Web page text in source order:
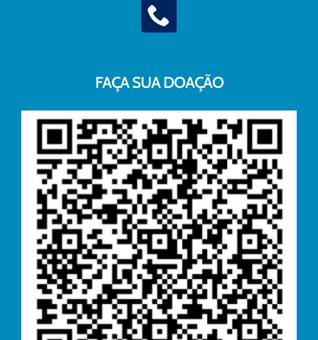
FAÇA SUA DOAÇÃO